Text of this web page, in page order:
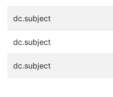
dc.subject
dc.subject
dc.subject